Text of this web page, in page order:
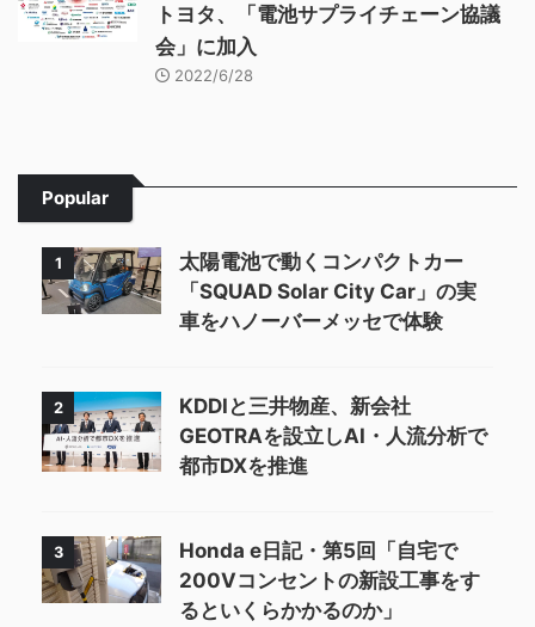
トヨタ、「電池サプライチェーン協議
会」に加入
2022/6/28
Popular
1
太陽電池で動くコンパクトカー
「SQUAD Solar City Car」の実
車をハノーバーメッセで体験
2
KDDIと三井物産、新会社
GEOTRAを設立しAI・人流分析で
都市DXを推進
3
Honda e日記・第5回「自宅で
200Vコンセントの新設工事をす
るといくらかかるのか」